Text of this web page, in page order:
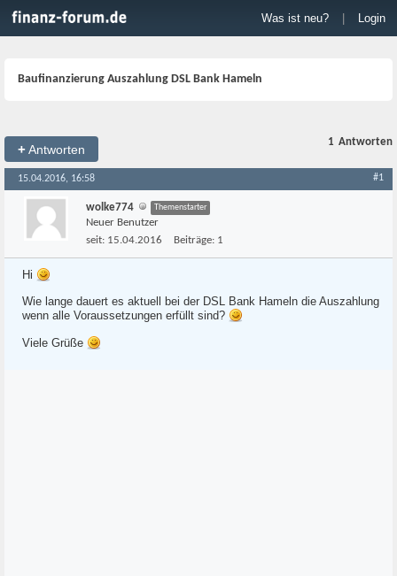
Was ist neu? Login
Baufinanzierung Auszahlung DSL Bank Hameln
+Antworten
1 Antworten
15.04.2016, 16:58 #1
wolke774 Themenstarter
Neuer Benutzer
seit: 15.04.2016 Beiträge: 1
Hi
Wie lange dauert es aktuell bei der DSL Bank Hameln die Auszahlung
wenn alle Voraussetzungen erfüllt sind?
Viele Grüße